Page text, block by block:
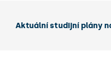
Aktuální studijní plány